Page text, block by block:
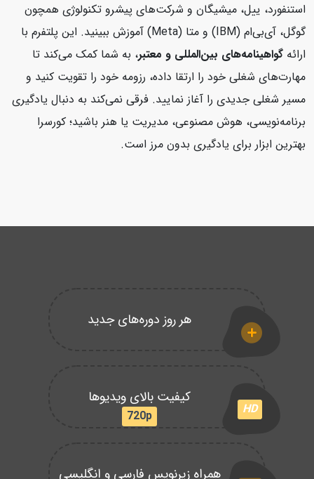
استنفورد، ییل، میشیگان و شرکت‌های پیشرو تکنولوژی همچون
گوگل، آی‌بی‌ام (IBM) و متا (Meta) آموزش ببینید. این پلتفرم با
ارائهگواهینامه‌های بین‌المللی و معتبر، به شما کمک می‌کند تا
مهارت‌های شغلی خود را ارتقا داده، رزومه خود را تقویت کنید و
مسیر شغلی جدیدی را آغاز نمایید. فرقی نمی‌کند به دنبال یادگیری
برنامه‌نویسی، هوش مصنوعی، مدیریت یا هنر باشید؛ کورسرا
بهترین ابزار برای یادگیری بدون مرز است.
هر روز دوره‌های جدید
HD
کیفیت بالای ویدیوها
720p
همراه زیرنویس فارسی و انگلیسی